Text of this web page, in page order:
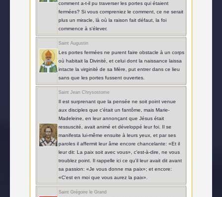
comment a-t-il pu traverser les portes qui étaient
fermées? Si vous compreniez le comment, ce ne serait
plus un miracle, là où la raison fait défaut, la foi
commence à s'élever.
Saint Augustin
Les portes fermées ne purent faire obstacle à un corps
où habitait la Divinité, et celui dont la naissance laissa
intacte la virginité de sa Mère, put entrer dans ce lieu
sans que les portes fussent ouvertes.
Saint Jean Chrysostome
Il est surprenant que la pensée ne soit point venue
aux disciples que c'était un fantôme, mais Marie-
Madeleine, en leur annonçant que Jésus était
ressuscité, avait animé et développé leur foi. Il se
manifesta lui-même ensuite à leurs yeux, et par ses
paroles il affermit leur âme encore chancelante: «Et il
leur dit: La paix soit avec vous», c'est-à-dire, ne vous
troublez point. Il rappelle ici ce qu'il leur avait dit avant
sa passion: «Je vous donne ma paix»; et encore:
«C'est en moi que vous aurez la paix».
Saint Grégoire le Grand